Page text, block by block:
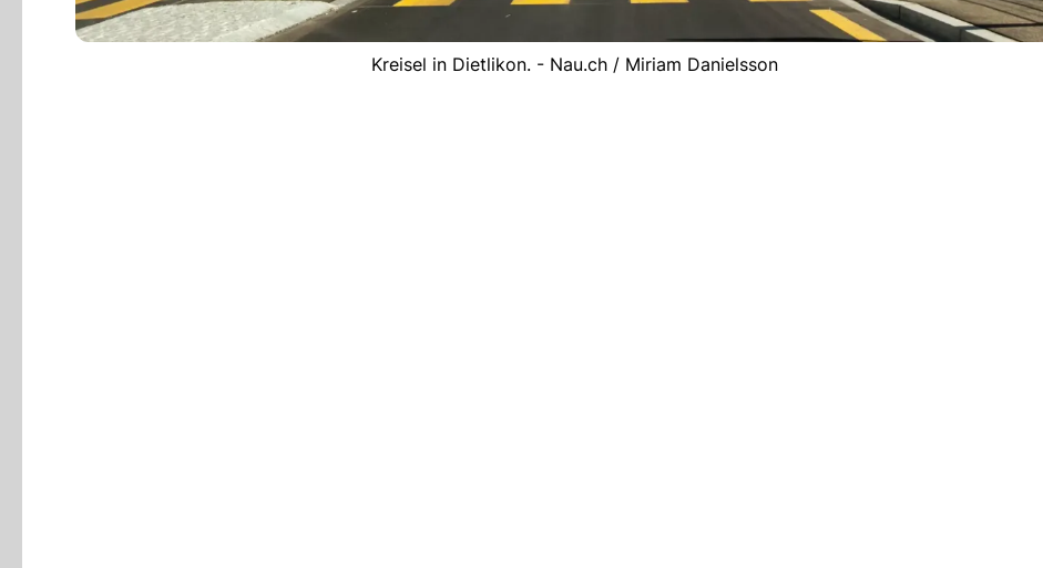
Kreisel in Dietlikon. - Nau.ch / Miriam Danielsson